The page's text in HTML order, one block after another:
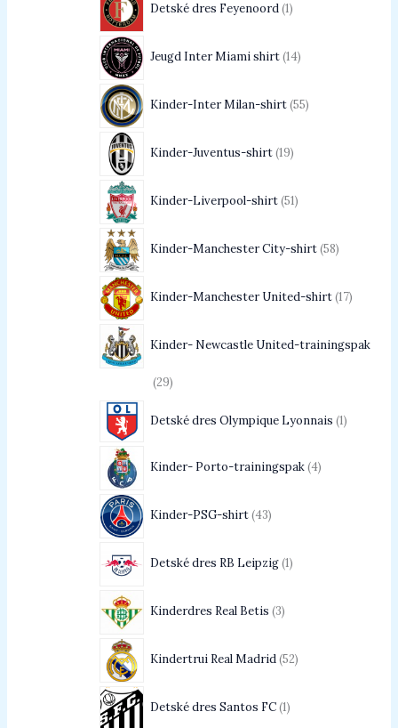
Detské dres Feyenoord 1
Jeugd Inter Miami shirt 14
Kinder-Inter Milan-shirt 55
Kinder-Juventus-shirt 19
Kinder-Liverpool-shirt 51
Kinder-Manchester City-shirt 58
Kinder-Manchester United-shirt 17
Kinder- Newcastle United-trainingspak
29
Detské dres Olympique Lyonnais 1
Kinder- Porto-trainingspak 4
Kinder-PSG-shirt 43
Detské dres RB Leipzig 1
Kinderdres Real Betis 3
Kindertrui Real Madrid 52
Detské dres Santos FC 1